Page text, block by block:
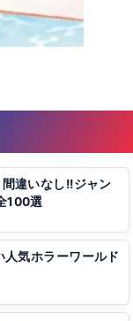
違いなし!!ジャン
100選
人気ホラーワールド